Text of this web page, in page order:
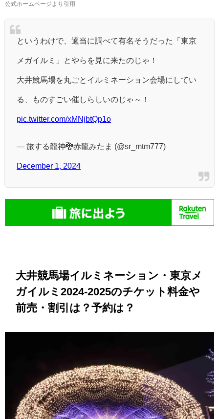
公式ホームページより引用
というわけで、適当に調べて有名そうだった「東京
メガイルミ」とやらを見に来たのじゃ！
大井競馬場を丸ごとイルミネーション会場にしてい
る、ものすごい催しらしいのじゃ～！
pic.twitter.com/xMNjbtQp1o
— 旅する龍神🐉赤龍みたま (@sr_mtm777)
December 1, 2024
大井競馬場イルミネーション・東京メ
ガイルミ2024-2025のチケット料金や
前売・割引は？予約は？